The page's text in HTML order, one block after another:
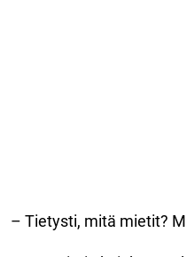
– Tietysti, mitä mietit?